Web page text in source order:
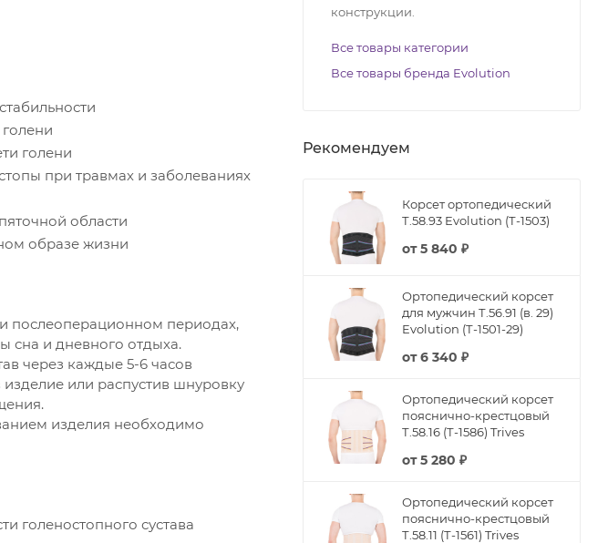
голени
при травмах и заболеваниях
области
образе жизни
послеоперационном периодах,
сна и дневного отдыха.
через каждые 5-6 часов
или распустив шнуровку
изделия необходимо
голеностопного сустава
конструкции.
Все товары категории
Все товары бренда Evolution
Рекомендуем
Корсет ортопедический
Т.58.93 Evolution (Т-1503)
от5 840 ₽
Ортопедический корсет
для мужчин Т.56.91 (в. 29)
Evolution (Т-1501-29)
от6 340 ₽
Ортопедический корсет
пояснично-крестцовый
Т.58.16 (Т-1586) Trives
от5 280 ₽
Ортопедический корсет
пояснично-крестцовый
Т.58.11 (Т-1561) Trives